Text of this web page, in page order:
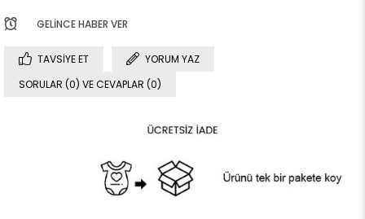
GELINCE HABER VER
TAVSIYE ET
YORUM YAZ
SORULAR (0) VE CEVAPLAR (0)